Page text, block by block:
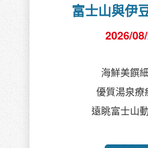
富士山與伊
2026/
海鮮美饌
優質湯泉療
遠眺富士山